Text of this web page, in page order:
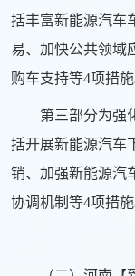
括丰富新能源汽车
易、加快公共领域
购车支持等4项措施
第三部分为强
括开展新能源汽车
销、加强新能源汽
协调机制等4项措施